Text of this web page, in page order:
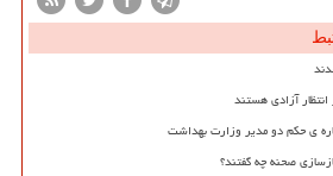
ی حکم دو مدیر وزارت بهداشت
صحنه چه گفتند؟